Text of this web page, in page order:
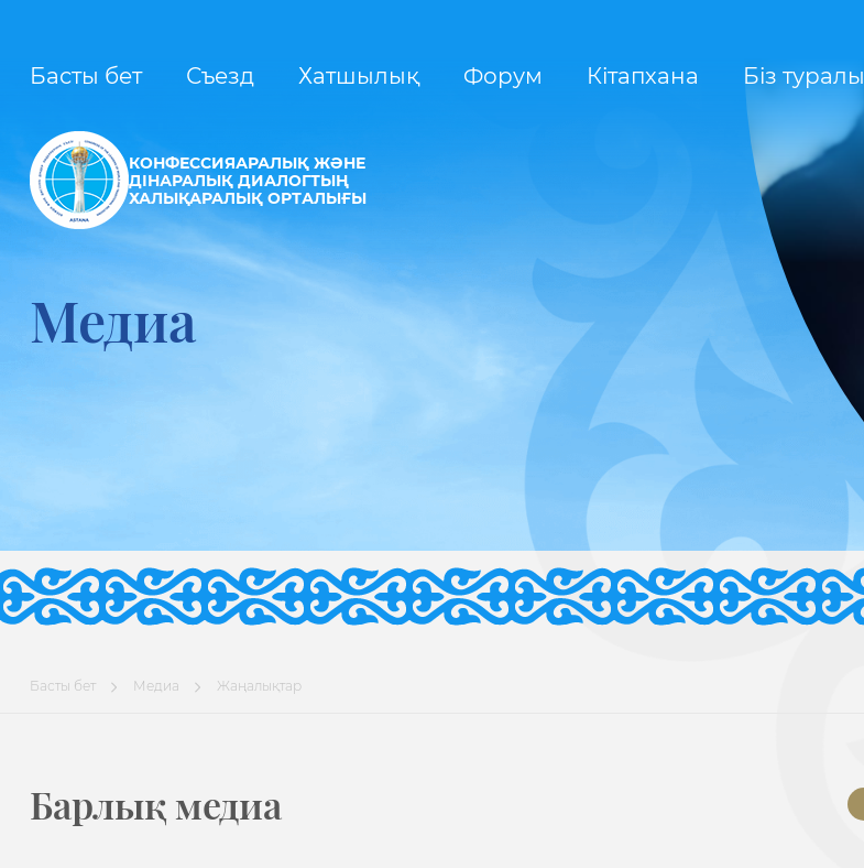
Басты бет Съезд Хатшылық Форум Кітапхана Біз туралы
КОНФЕССИЯАРАЛЫҚ ЖӘНЕ
ДІНАРАЛЫҚ ДИАЛОГТЫҢ
ХАЛЫҚАРАЛЫҚ ОРТАЛЫҒЫ
Медиа
Басты бет Медиа Жаңалықтар
Барлық медиа